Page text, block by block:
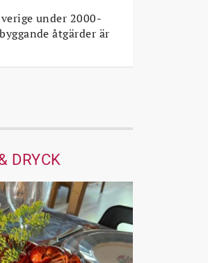
under 2000-
åtgärder är
DRYCK